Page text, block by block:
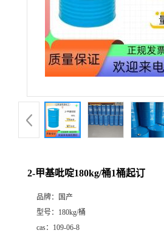
2-甲基吡啶180kg/桶1桶起订
品牌：
国产
型号： 180kg/桶
cas： 109-06-8